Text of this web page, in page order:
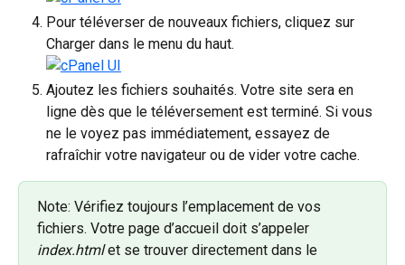
Pour téléverser de nouveaux fichiers, cliquez sur
Charger dans le menu du haut.
Ajoutez les fichiers souhaités. Votre site sera en
ligne dès que le téléversement est terminé. Si vous
ne le voyez pas immédiatement, essayez de
rafraîchir votre navigateur ou de vider votre cache.
Note: Vérifiez toujours l’emplacement de vos
fichiers. Votre page d’accueil doit s’appeler
index.html et se trouver directement dans le